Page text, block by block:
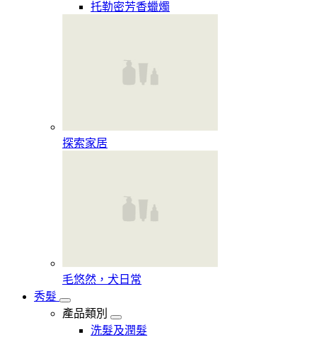
托勒密芳香蠟燭
探索家居
毛悠然，犬日常
秀髮
產品類別
洗髮及潤髮